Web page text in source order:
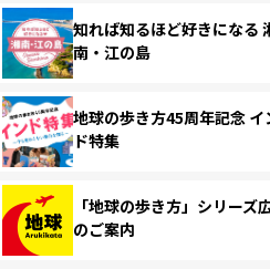
知れば知るほど好きになる
南・江の島
地球の歩き方45周年記念 イ
ド特集
「地球の歩き方」シリーズ
のご案内